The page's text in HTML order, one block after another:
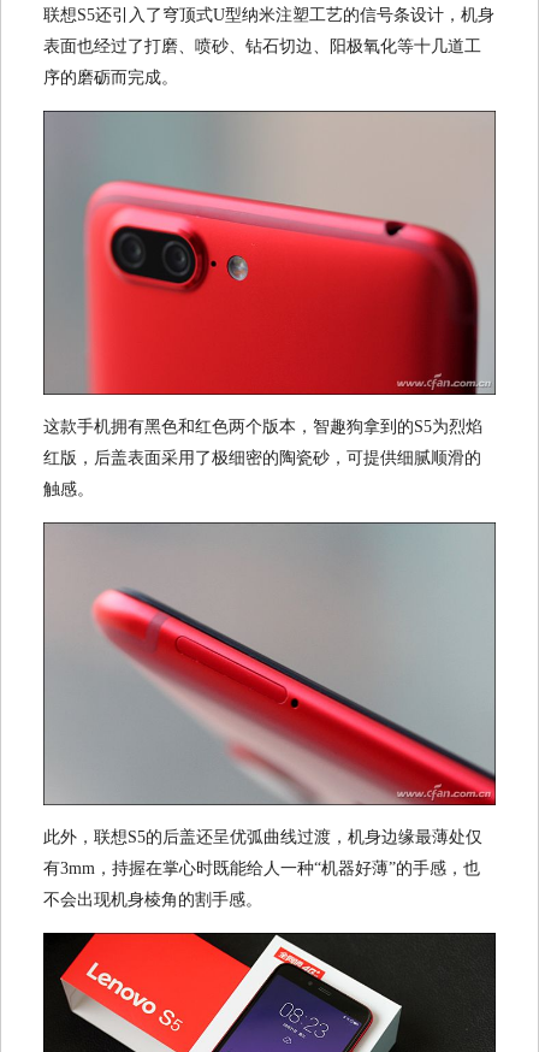
联想S5还引入了穹顶式U型纳米注塑工艺的信号条设计，机身
表面也经过了打磨、喷砂、钻石切边、阳极氧化等十几道工
序的磨砺而完成。
这款手机拥有黑色和红色两个版本，智趣狗拿到的S5为烈焰
红版，后盖表面采用了极细密的陶瓷砂，可提供细腻顺滑的
触感。
此外，联想S5的后盖还呈优弧曲线过渡，机身边缘最薄处仅
有3mm，持握在掌心时既能给人一种“机器好薄”的手感，也
不会出现机身棱角的割手感。